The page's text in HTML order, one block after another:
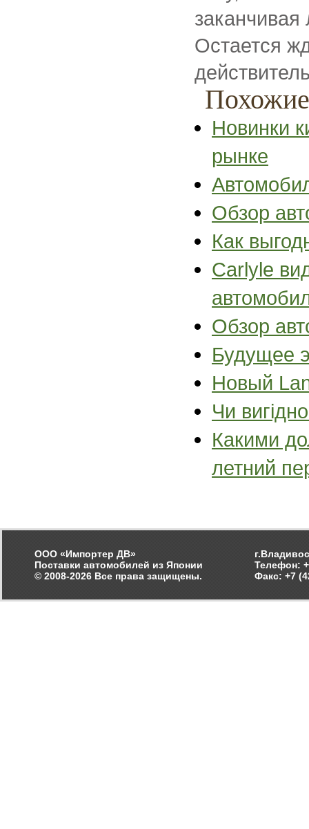
Остается
Новинки
рынке
Обзор
Как
Carlyle
Обзор
Будущее
Новый
Чи
Какими
летний
ООО «Импортер ДВ»
Поставки автомобилей из Японии
© 2008-2026 Все права защищены.
Телефон:
Факс: +7